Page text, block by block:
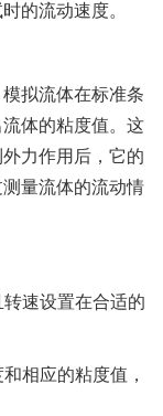
的流动速度。
拟流体在标准条
体的粘度值。这
力作用后，它的
量流体的流动情
速设置在合适的
相应的粘度值，